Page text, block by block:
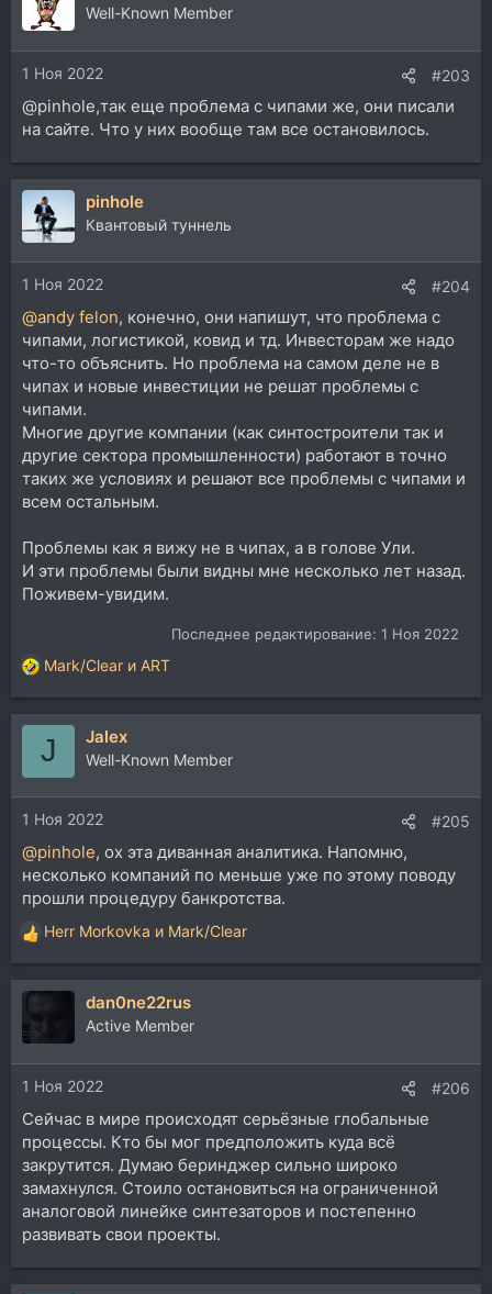
Well-Known Member
1 Ноя 2022 #203
@pinhole,так еще проблема с чипами же, они писали
на сайте. Что у них вообще там все остановилось.
pinhole
Квантовый туннель
1 Ноя 2022 #204
@andy felon, конечно, они напишут, что проблема с
чипами, логистикой, ковид и тд. Инвесторам же надо
что-то объяснить. Но проблема на самом деле не в
чипах и новые инвестиции не решат проблемы с
чипами.
Многие другие компании (как синтостроители так и
другие сектора промышленности) работают в точно
таких же условиях и решают все проблемы с чипами и
всем остальным.
Проблемы как я вижу не в чипах, а в голове Ули.
И эти проблемы были видны мне несколько лет назад.
Поживем-увидим.
Последнее редактирование: 1 Ноя 2022
Р
е
а
и
и
:
Mark/Clear и ART
J Jalex
Well-Known Member
1 Ноя 2022 #205
@pinhole, ох эта диванная аналитика. Напомню,
несколько компаний по меньше уже по этому поводу
прошли процедуру банкротства.
Р
е
а
ц
и
и
:
Herr Morkovka и Mark/Clear
dan0ne22rus
Active Member
1 Ноя 2022 #206
Сейчас в мире происходят серьёзные глобальные
процессы. Кто бы мог предположить куда всё
закрутится. Думаю беринджер сильно широко
замахнулся. Стоило остановиться на ограниченной
аналоговой линейке синтезаторов и постепенно
развивать свои проекты.